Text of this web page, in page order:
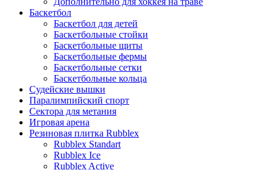
Баскетбол
Баскетбол для детей
Баскетбольные стойки
Баскетбольные щиты
Баскетбольные фермы
Баскетбольные сетки
Баскетбольные кольца
Судейские вышки
Паралимпийский спорт
Сектора для метания
Игровая арена
Резиновая плитка Rubblex
Rubblex Standart
Rubblex Ice
Rubblex Active